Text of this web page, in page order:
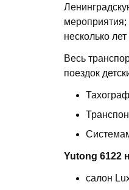
мероприятия;
несколько
Весь
поездок
Yutong 6122
салон